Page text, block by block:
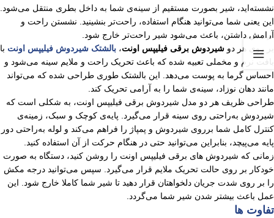
نشسته‌اید، شیر بصورت مستقیم از سینه‌ی شما به داخل بطری منتقل می‌شود.
این یعنی شما می‌توانید هنگام استفاده، راحت‌تر بنشینید. نشستن راحت و
آرامش داشتن، باعث می‌شود شیر راحت‌تر خارج شود.
بر روی هر دو شیردوش برقی فیلیپس اونت، بالشتک شیردوش فیلیپس اونت با
بافت نرم و مخملی تعبیه شده که باعث تحریک راحت و ملایم سینه می‌شود و
احساس گرما به پوست می‌دهد. این بالشتک طوری طراحی شده که می‌تواند
مانند دهان نوزاد، سینه‌ی شما را به آرامی تحریک کند.
طراحی ظریف هر دو مدل شیردوش برقی فیلیپس اونت، به شکلی است که
شیردوش به‌راحتی روی سینه قرار می‌گیرد. پایه‌ی کوچک و سبک، زمینه‌ی
کنترل کامل شما بر‌روی شیردوش و پمپاژ را فراهم می‌کند و لوله به‌راحتی دور
پایه می‌پیچد، بنابراین می‌توانید حتی در هنگام حرکت از آن استفاده کنید.
زمانی که شیردوش های‌ برقی فیلیپس اونت را روشن کنید، دستگاه به صورت
خودکار بر روی حالت تحریک ملایم قرار می‌گیرد. سپس می‌توانید درجه مکش
را بر روی شدت جریان دلخواهتان قرار دهید تا شیر شما کاملا خارج شود. این
عمل باعث بیشتر شدن شیر شما می‌گردد.
تفاوت ها